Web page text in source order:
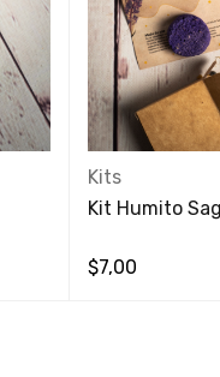
Kits
Kit Humito
$7,00